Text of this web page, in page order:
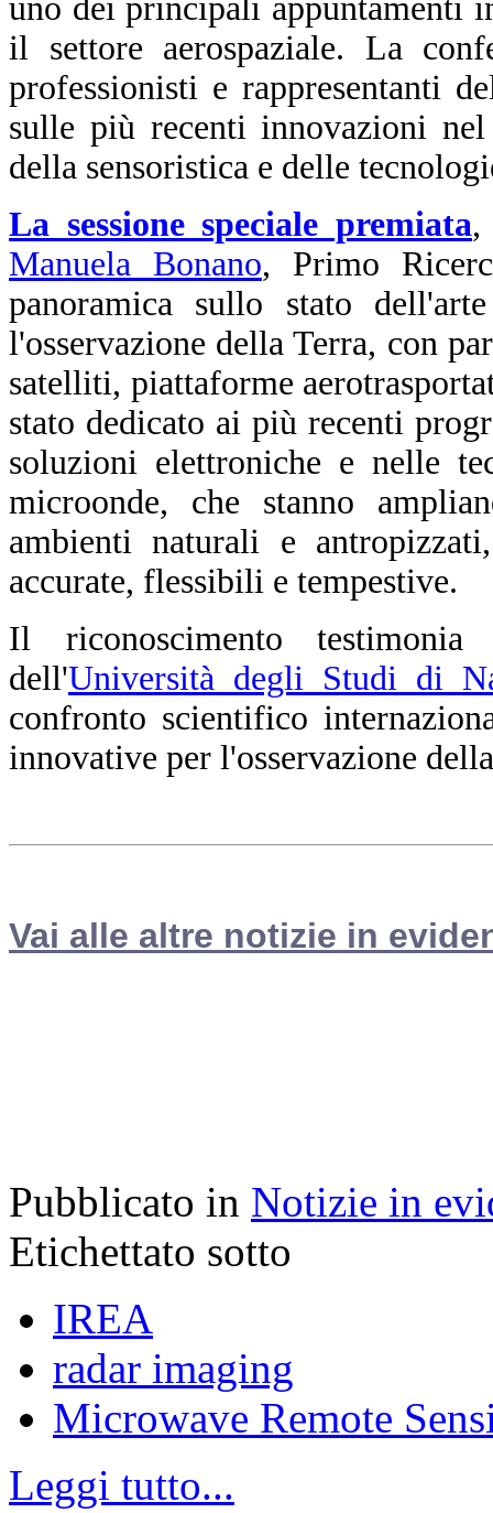
uno dei principali appuntamenti
il settore aerospaziale. La
professionisti e rappresentanti
sulle più recenti innovazioni
della sensoristica e delle
La sessione speciale premiata,
Manuela Bonano, Primo
panoramica sullo stato
l'osservazione della Terra, con
satelliti, piattaforme
stato dedicato ai più recenti
soluzioni elettroniche e nelle
microonde, che stanno
ambienti naturali e
accurate, flessibili e tempestive.
Il riconoscimento
dell'Università degli Studi di
confronto scientifico
innovative per l'osservazione
Vai alle altre notizie in
Pubblicato in Notizie in
Etichettato sotto
IREA
radar imaging
Microwave Remote
Leggi tutto...